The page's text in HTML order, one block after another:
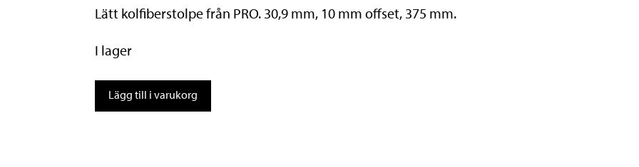
Lätt kolfiberstolpe från PRO. 30,9 mm, 10 mm offset, 375 mm.
I lager
PRO
Tharsis
Lägg till i varukorg